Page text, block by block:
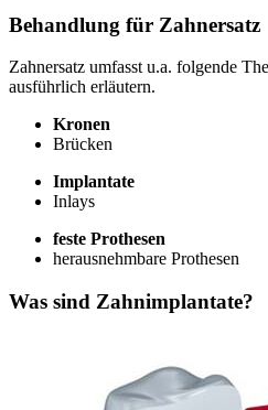
Behandlung für Zahnersatz
Zahnersatz umfasst u.a. folgende
ausführlich erläutern.
Kronen
Brücken
Implantate
Inlays
feste Prothesen
herausnehmbare Prothesen
Was sind Zahnimplantate?